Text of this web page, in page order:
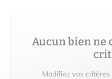
Aucun bien ne
Modifiez vos